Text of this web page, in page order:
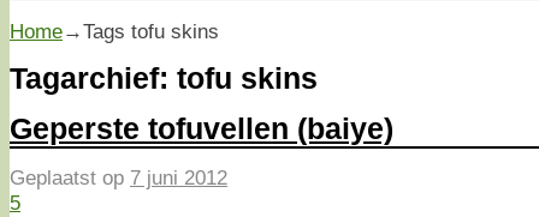
Home→Tags tofu skins
Tagarchief: tofu skins
Geperste tofuvellen (baiye)
Geplaatst op 7 juni 2012
5